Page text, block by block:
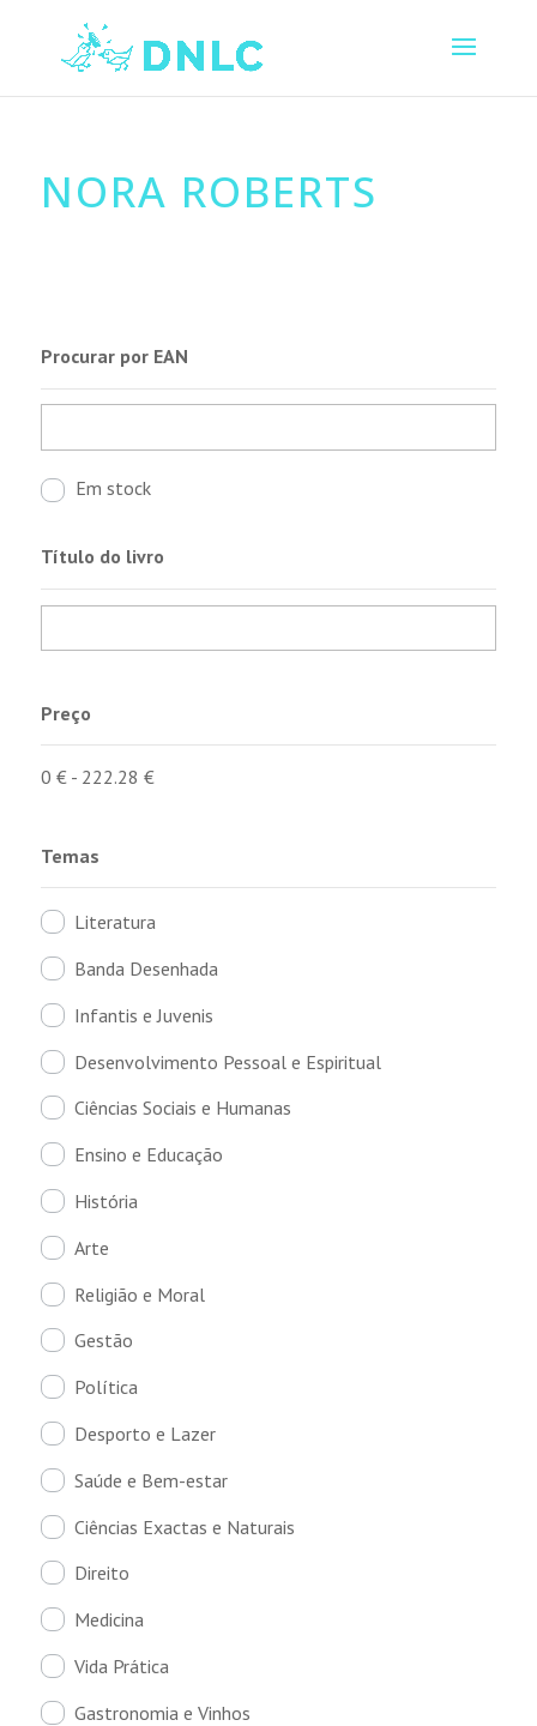
NORA ROBERTS
Procurar por EAN
Em stock
Título do livro
Preço
0 €- 222.28 €
Temas
Literatura
Banda Desenhada
Infantis e Juvenis
Desenvolvimento Pessoal e Espiritual
Ciências Sociais e Humanas
Ensino e Educação
História
Arte
Religião e Moral
Gestão
Política
Desporto e Lazer
Saúde e Bem-estar
Ciências Exactas e Naturais
Direito
Medicina
Vida Prática
Gastronomia e Vinhos